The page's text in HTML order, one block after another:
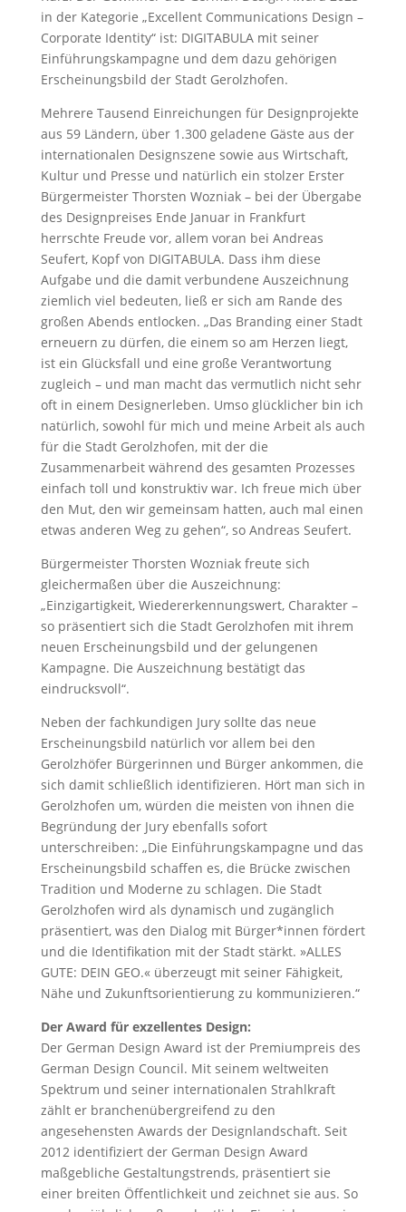
in der Kategorie „Excellent Communications Design –
Corporate Identity“ ist: DIGITABULA mit seiner
Einführungskampagne und dem dazu gehörigen
Erscheinungsbild der Stadt Gerolzhofen.
Mehrere Tausend Einreichungen für Designprojekte
aus 59 Ländern, über 1.300 geladene Gäste aus der
internationalen Designszene sowie aus Wirtschaft,
Kultur und Presse und natürlich ein stolzer Erster
Bürgermeister Thorsten Wozniak – bei der Übergabe
des Designpreises Ende Januar in Frankfurt
herrschte Freude vor, allem voran bei Andreas
Seufert, Kopf von DIGITABULA. Dass ihm diese
Aufgabe und die damit verbundene Auszeichnung
ziemlich viel bedeuten, ließ er sich am Rande des
großen Abends entlocken. „Das Branding einer Stadt
erneuern zu dürfen, die einem so am Herzen liegt,
ist ein Glücksfall und eine große Verantwortung
zugleich – und man macht das vermutlich nicht sehr
oft in einem Designerleben. Umso glücklicher bin ich
natürlich, sowohl für mich und meine Arbeit als auch
für die Stadt Gerolzhofen, mit der die
Zusammenarbeit während des gesamten Prozesses
einfach toll und konstruktiv war. Ich freue mich über
den Mut, den wir gemeinsam hatten, auch mal einen
etwas anderen Weg zu gehen“, so Andreas Seufert.
Bürgermeister Thorsten Wozniak freute sich
gleichermaßen über die Auszeichnung:
„Einzigartigkeit, Wiedererkennungswert, Charakter –
so präsentiert sich die Stadt Gerolzhofen mit ihrem
neuen Erscheinungsbild und der gelungenen
Kampagne. Die Auszeichnung bestätigt das
eindrucksvoll“.
Neben der fachkundigen Jury sollte das neue
Erscheinungsbild natürlich vor allem bei den
Gerolzhöfer Bürgerinnen und Bürger ankommen, die
sich damit schließlich identifizieren. Hört man sich in
Gerolzhofen um, würden die meisten von ihnen die
Begründung der Jury ebenfalls sofort
unterschreiben: „Die Einführungskampagne und das
Erscheinungsbild schaffen es, die Brücke zwischen
Tradition und Moderne zu schlagen. Die Stadt
Gerolzhofen wird als dynamisch und zugänglich
präsentiert, was den Dialog mit Bürger*innen fördert
und die Identifikation mit der Stadt stärkt. »ALLES
GUTE: DEIN GEO.« überzeugt mit seiner Fähigkeit,
Nähe und Zukunftsorientierung zu kommunizieren.“
Der Award für exzellentes Design:
Der German Design Award ist der Premiumpreis des
German Design Council. Mit seinem weltweiten
Spektrum und seiner internationalen Strahlkraft
zählt er branchenübergreifend zu den
angesehensten Awards der Designlandschaft. Seit
2012 identifiziert der German Design Award
maßgebliche Gestaltungstrends, präsentiert sie
einer breiten Öffentlichkeit und zeichnet sie aus. So